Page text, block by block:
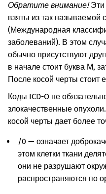
Обратите внимание!Эти
взяты из так называемой
(Международная
заболеваний). В этом
обычно присутствуют
в начале стоит буква М,
После косой черты стоит
Коды ICD-O не
злокачественные
косой черты дает более
/0 — означает
этом клетки ткани
они не разрушают
распространяются по